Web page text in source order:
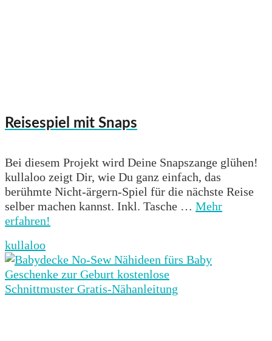
Reisespiel mit Snaps
Bei diesem Projekt wird Deine Snapszange glühen!
kullaloo zeigt Dir, wie Du ganz einfach, das
berühmte Nicht-ärgern-Spiel für die nächste Reise
selber machen kannst. Inkl. Tasche … Mehr
erfahren!
kullaloo